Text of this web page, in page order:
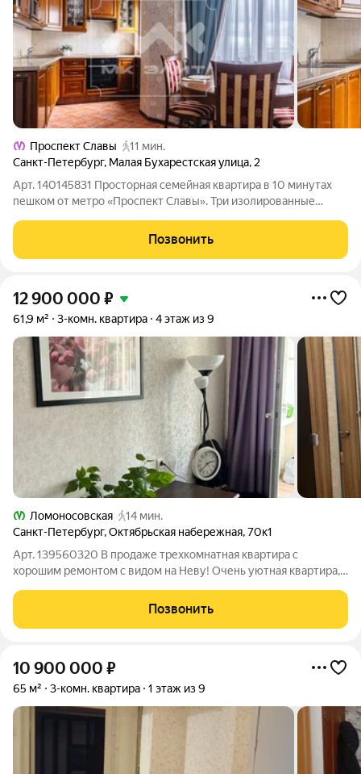
Проспект Славы
11 мин.
Санкт-Петербург, Малая Бухарестская улица, 2
Арт. 140145831 Просторная семейная квартира в 10 минутах
пешком от метро «Проспект Славы». Три изолированные
уже всё готово для комфортной жизни. Если вы ищете
квартиру, в которую можно
Позвонить
12 900 000 ₽
61,9 м² 3-комн. квартира 4 этаж из 9
Ломоносовская
14 мин.
Санкт-Петербург,Октябрьская набережная,70к1
Арт. 139560320 В продаже трехкомнатная квартира с
хорошим ремонтом с видом на Неву! Очень уютная квартира,
набережную Невы. Рядом парк, зеленые дворы с площадками
для детей и спортивными
Позвонить
10 900 000 ₽
65 м² 3-комн. квартира 1 этаж из 9